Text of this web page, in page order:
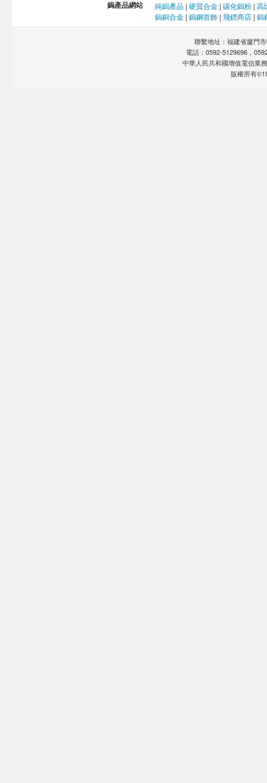
鎢產品網站 純鎢產品 | 硬質合金 | 碳化鎢粉 | 高
鎢銅合金 | 鎢鋼首飾 | 飛鏢商店 | 鎢
聯繫地址：福建省廈門
電話：0592-5129696，
中華人民共和國增值電信業
版權所有